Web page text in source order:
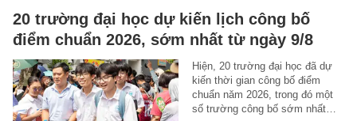
20 trường đại học dự kiến lịch công bố
điểm chuẩn 2026, sớm nhất từ ngày 9/8
Hiện, 20 trường đại học đã dự
kiến thời gian công bố điểm
chuẩn năm 2026, trong đó một
số trường công bố sớm nhất…